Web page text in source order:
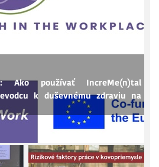
Ako používať IncreMe(n)tal
k duševnému zdraviu na